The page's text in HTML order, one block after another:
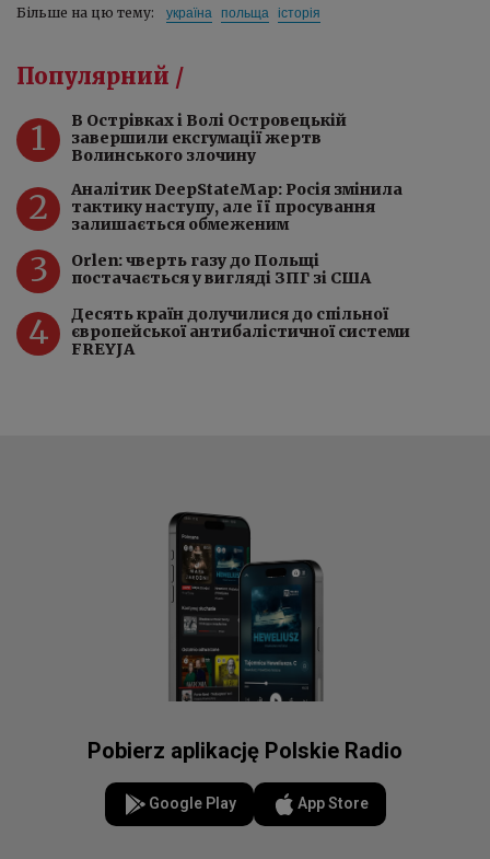
Більше на цю тему: україна польща історія
Популярний /
1
️В Острівках і Волі Островецькій
завершили ексгумації жертв
Волинського злочину
2
Аналітик DeepStateMap: Росія змінила
тактику наступу, але її просування
залишається обмеженим
3
Orlen: чверть газу до Польщі
постачається у вигляді ЗПГ зі США
4
Десять країн долучилися до спільної
європейської антибалістичної системи
FREYJA
Pobierz aplikację Polskie Radio
Google Play App Store